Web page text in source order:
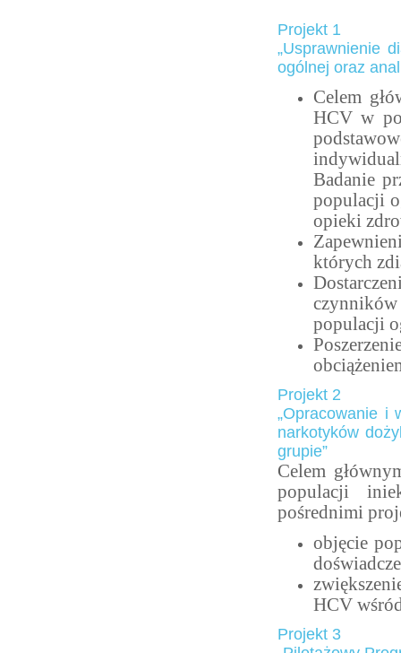
Projekt 1
„Usprawnienie
ogólnej oraz
Celem
HCV w
Badanie
populacji
opieki
których
populacji
Projekt 2
„Opracowanie i
narkotyków
grupie”
Celem
populacji
pośrednimi
objęcie
HCV
Projekt 3